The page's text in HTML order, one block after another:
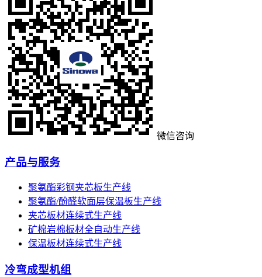
微信咨询
产品与服务
聚氨酯彩钢夹芯板生产线
聚氨酯/酚醛软面层保温板生产线
夹芯板材连续式生产线
矿棉岩棉板材全自动生产线
保温板材连续式生产线
冷弯成型机组